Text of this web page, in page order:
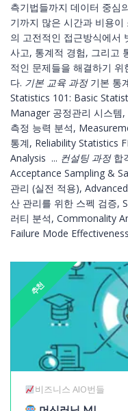
측기법들까지 데이터 중심
기까지 많은 시간과 비용
의 고전적인 접근방식에서
사고, 통계적 경험, 그리고
적인 문제들을 해결하기
다. 기본 교육 과정기본 통
Statistics 101: Basic
Manager 공정관리 시스템
측정 능력 분석,
통계, Reliability Statistics
Analysis ... 컨설팅 과정합
Acceptance Sampling &
관리 (실전 적용),
산 관리를 위한 스펙 검증,
러티 분석, Commonality
Failure Mode
추천
비즈니스 AIO번들